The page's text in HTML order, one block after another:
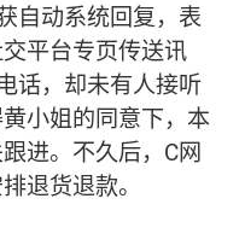
自动系统回复，表
平台专页传送讯
话，却未有人接听
小姐的同意下，本
进。不久后，C网
退货退款。